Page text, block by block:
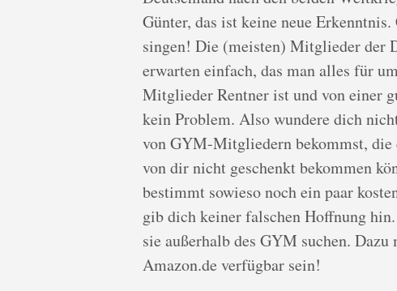
Günter, das ist keine neue
singen! Die (meisten) Mitglieder der
erwarten einfach, das man alles für
Mitglieder Rentner ist und von einer
kein Problem. Also wundere dich
von GYM-Mitgliedern bekommst, die
von dir nicht geschenkt bekommen
bestimmt sowieso noch ein paar
gib dich keiner falschen Hoffnung
sie außerhalb des GYM suchen.
Amazon.de verfügbar sein!